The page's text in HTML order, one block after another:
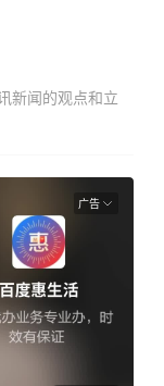
新闻的观点和立
广告